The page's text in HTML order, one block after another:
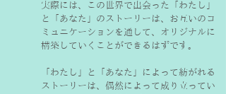
実際には、この世界で出会った「わたし」
と「あなた」のストーリーは、お互いのコ
ミュニケーションを通して、オリジナルに
構築していくことができるはずです。
「わたし」と「あなた」によって紡がれる
ストーリーは、偶然によって成り立ってい